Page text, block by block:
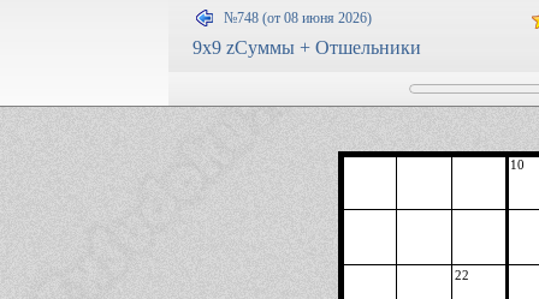
№748 (от 08 июня 2026)
9x9 zСуммы + Отшельники
10
22